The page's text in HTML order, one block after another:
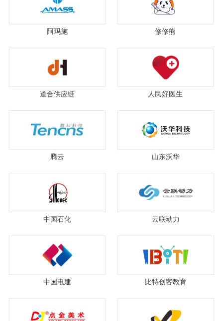
阿玛施 修修熊
道合供应链 人民好医生
腾云 山东沃华
中国石化 云联动力
中国电建 比特创客教育